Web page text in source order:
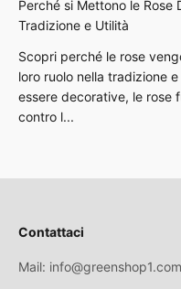
Perché si Mettono le Rose
Tradizione e Utilità
Scopri perché le rose
loro ruolo nella tradizione
essere decorative, le rose
contro l...
Contattaci
Mail: info@greenshop1.com